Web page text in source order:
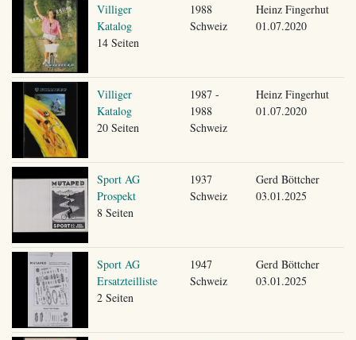
Villiger
Katalog
14 Seiten
1988
Schweiz
Heinz Fingerhut
01.07.2020
Villiger
Katalog
20 Seiten
1987 -
1988
Schweiz
Heinz Fingerhut
01.07.2020
Sport AG
Prospekt
8 Seiten
1937
Schweiz
Gerd Böttcher
03.01.2025
Sport AG
Ersatzteilliste
2 Seiten
1947
Schweiz
Gerd Böttcher
03.01.2025